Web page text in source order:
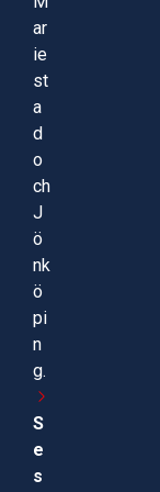
ar
ie
st
a
d
o
ch
J
ö
nk
ö
pi
n
g.
S
e
s